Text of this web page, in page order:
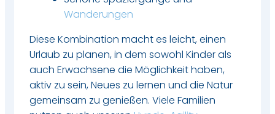
Wanderungen
Diese Kombination macht es leicht, einen
Urlaub zu planen, in dem sowohl Kinder als
auch Erwachsene die Möglichkeit haben,
aktiv zu sein, Neues zu lernen und die Natur
gemeinsam zu genießen. Viele Familien